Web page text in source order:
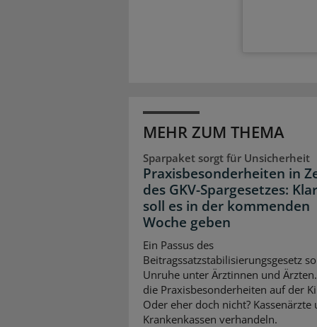
MEHR ZUM THEMA
Sparpaket sorgt für Unsicherheit
Praxisbesonderheiten in
des GKV-Spargesetzes:
soll es in der kommenden
Woche geben
Ein Passus des
Beitragssatzstabilisierungsgesetz
Unruhe unter Ärztinnen und
die Praxisbesonderheiten auf der
Oder eher doch nicht? Kassenärzte
Krankenkassen verhandeln.